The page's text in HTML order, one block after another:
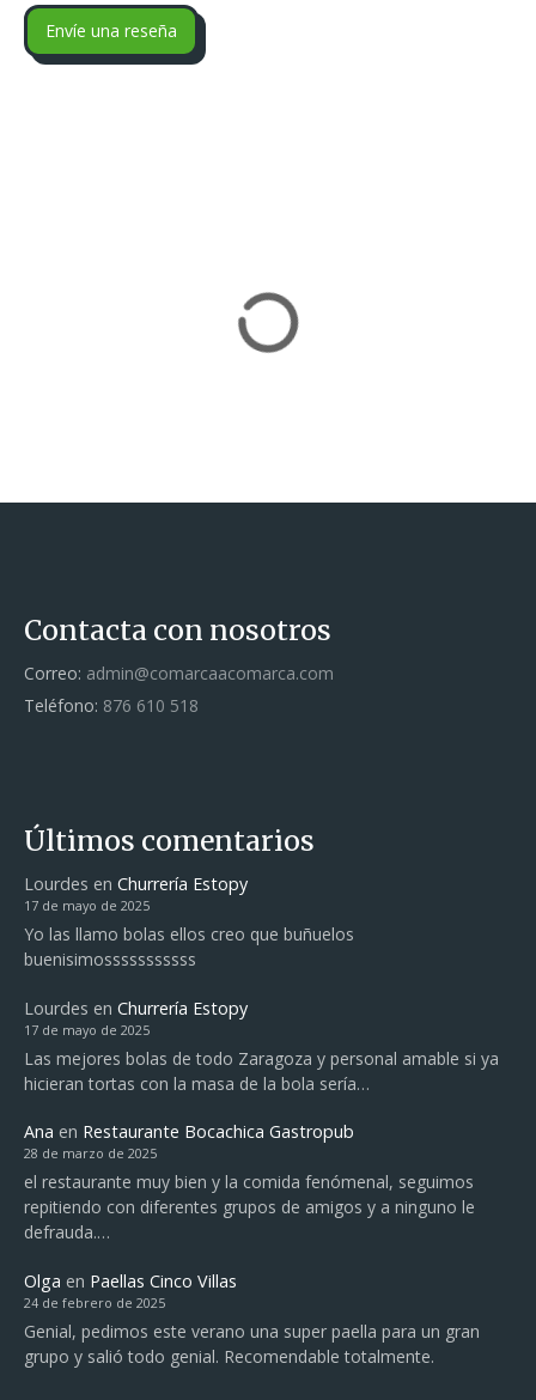
Contacta con nosotros
Correo: admin@comarcaacomarca.com
Teléfono: 876 610 518
Últimos comentarios
Lourdes en Churrería Estopy
17 de mayo de 2025
Yo las llamo bolas ellos creo que buñuelos
buenisimosssssssssss
Lourdes en Churrería Estopy
17 de mayo de 2025
Las mejores bolas de todo Zaragoza y personal amable si ya
hicieran tortas con la masa de la bola sería…
Ana en Restaurante Bocachica Gastropub
28 de marzo de 2025
el restaurante muy bien y la comida fenómenal, seguimos
repitiendo con diferentes grupos de amigos y a ninguno le
defrauda.…
Olga en Paellas Cinco Villas
24 de febrero de 2025
Genial, pedimos este verano una super paella para un gran
grupo y salió todo genial. Recomendable totalmente.